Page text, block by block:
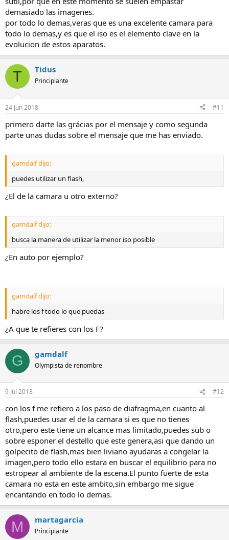
demasiado las imagenes.
por todo lo demas,veras que es una excelente camara para
todo lo demas,y es que el iso es el elemento clave en la
evolucion de estos aparatos.
T Tidus
Principiante
24 Jun 2018 #11
primero darte las grácias por el mensaje y como segunda
parte unas dudas sobre el mensaje que me has enviado.
gamdalf dijo:
puedes utilizar un flash,
¿El de la camara u otro externo?
gamdalf dijo:
busca la manera de utilizar la menor iso posible
¿En auto por ejemplo?
gamdalf dijo:
habre los f todo lo que puedas
¿A que te refieres con los F?
G gamdalf
Olympista de renombre
9 Jul 2018 #12
con los f me refiero a los paso de diafragma,en cuanto al
flash,puedes usar el de la camara si es que no tienes
otro,pero este tiene un alcance mas limitado,puedes sub o
sobre esponer el destello que este genera,asi que dando un
golpecito de flash,mas bien liviano ayudaras a congelar la
imagen,pero todo ello estara en buscar el equilibrio para no
estropear al ambiente de la escena.El punto fuerte de esta
camara no esta en este ambito,sin embargo me sigue
encantando en todo lo demas.
M martagarcia
Principiante